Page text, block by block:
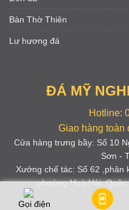
Gọi điện
Bàn Thờ Thiên
Lư hương đá
ĐÁ MỸ
Hotline:
Giao hàng toàn
Cửa hàng trưng bầy: Số 10
Sơn -
Xưởng chế tác: Số 62
,phường Hoà Hải